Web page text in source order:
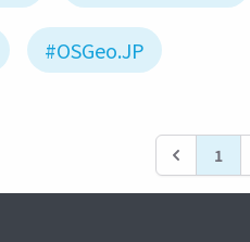
#OSGeo.JP
1